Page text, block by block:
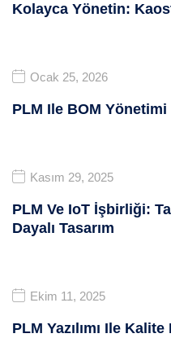
Kolayca Yönetin:
Ocak 25, 2026
PLM Ile BOM Yönetimi
Kasım 29, 2025
PLM Ve IoT İşbirliği:
Dayalı Tasarım
Ekim 11, 2025
PLM Yazılımı Ile